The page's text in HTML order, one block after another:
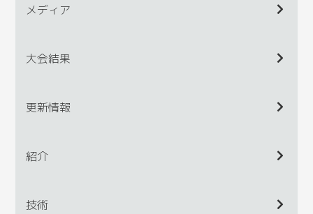
メディア
大会結果
更新情報
紹介
技術